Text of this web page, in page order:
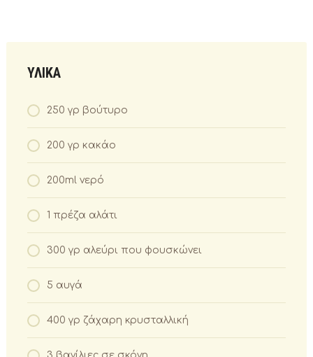
ΥΛΙΚΑ
250 γρ βούτυρο
200 γρ κακάο
200ml νερό
1 πρέζα αλάτι
300 γρ αλεύρι που φουσκώνει
5 αυγά
400 γρ ζάχαρη κρυσταλλική